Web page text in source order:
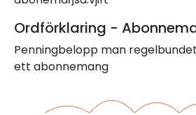
Ordförklaring -
Penningbelopp man
ett abonnemang